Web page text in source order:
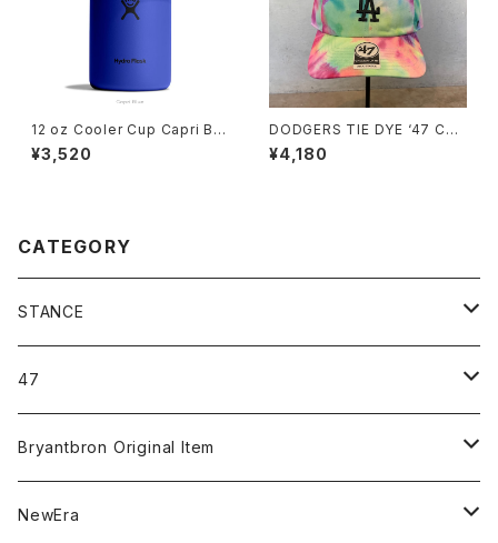
12 oz Cooler Cup Capri Blu
e
¥3,520
DODGERS TIE DYE ‘47 CLE
AN UP MF MARBLE WHITE
¥4,180
CATEGORY
STANCE
ICON＆OG
MLB
NBA
47
CLEAN UP
MVP
Bryantbron Original Item
T-Shirt
NewEra